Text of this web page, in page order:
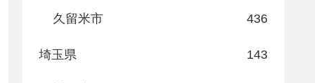
久留米市 436
埼玉県 143